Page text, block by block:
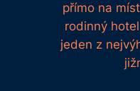
přímo na
rodinný
jeden z